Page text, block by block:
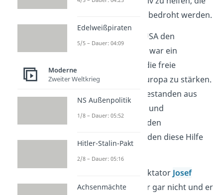
von der Sowjetunion bedroht werden.
Zudem erstellte die USA den
“. Das war ein
Hilfsprogramm, um die freie
Marktwirtschaft in Europa zu stärken.
Die Hilfsleistungen bestanden aus
Krediten, Rohstoffen und
Lebensmitteln. Auch den
Ostblockstaaten wurden diese Hilfe
Dem sowjetischen Diktator Josef
Stalingefiel das aber gar nicht und er
Edelweißpiraten
5/5 – Dauer: 04:09
Moderne
Zweiter Weltkrieg
NS Außenpolitik
1/8 – Dauer: 05:52
Hitler-Stalin-Pakt
2/8 – Dauer: 05:16
Achsenmächte